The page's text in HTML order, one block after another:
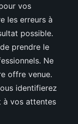
vos
les erreurs à
possible.
prendre le
Ne
offre venue.
identifierez
à vos attentes